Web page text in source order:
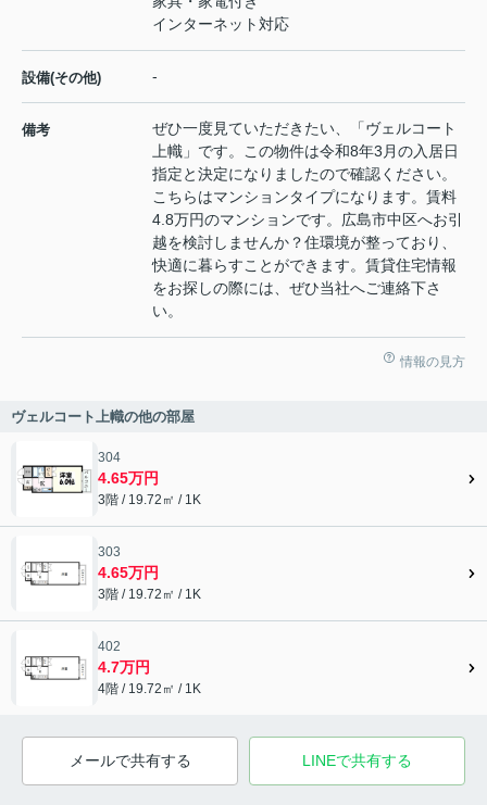
インターネット対応
設備(その他) -
備考
ぜひ一度見ていただきたい、「ヴェルコート
上幟」です。この物件は令和8年3月の入居日
指定と決定になりましたので確認ください。
こちらはマンションタイプになります。賃料
4.8万円のマンションです。広島市中区へお引
越を検討しませんか？住環境が整っており、
快適に暮らすことができます。賃貸住宅情報
をお探しの際には、ぜひ当社へご連絡下さ
い。
情報の見方
ヴェルコート上幟の他の部屋
304
4.65万円
3階 / 19.72㎡ / 1K
303
4.65万円
3階 / 19.72㎡ / 1K
402
4.7万円
4階 / 19.72㎡ / 1K
メールで共有する LINEで共有する